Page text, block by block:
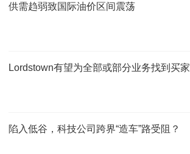
供需趋弱致国际油价区间震荡
Lordstown有望为全部或部分业务找到买家
陷入低谷，科技公司跨界“造车”路受阻？